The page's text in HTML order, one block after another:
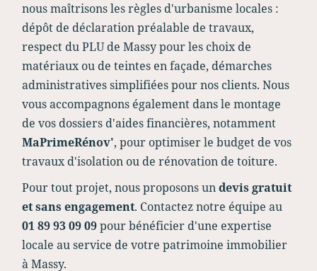
nous maîtrisons les règles d'urbanisme locales :
dépôt de déclaration préalable de travaux,
respect du PLU de Massy pour les choix de
matériaux ou de teintes en façade, démarches
administratives simplifiées pour nos clients. Nous
vous accompagnons également dans le montage
de vos dossiers d'aides financières, notamment
MaPrimeRénov', pour optimiser le budget de vos
travaux d'isolation ou de rénovation de toiture.
Pour tout projet, nous proposons undevis gratuit
et sans engagement. Contactez notre équipe au
01 89 93 09 09pour bénéficier d'une expertise
locale au service de votre patrimoine immobilier
à Massy.